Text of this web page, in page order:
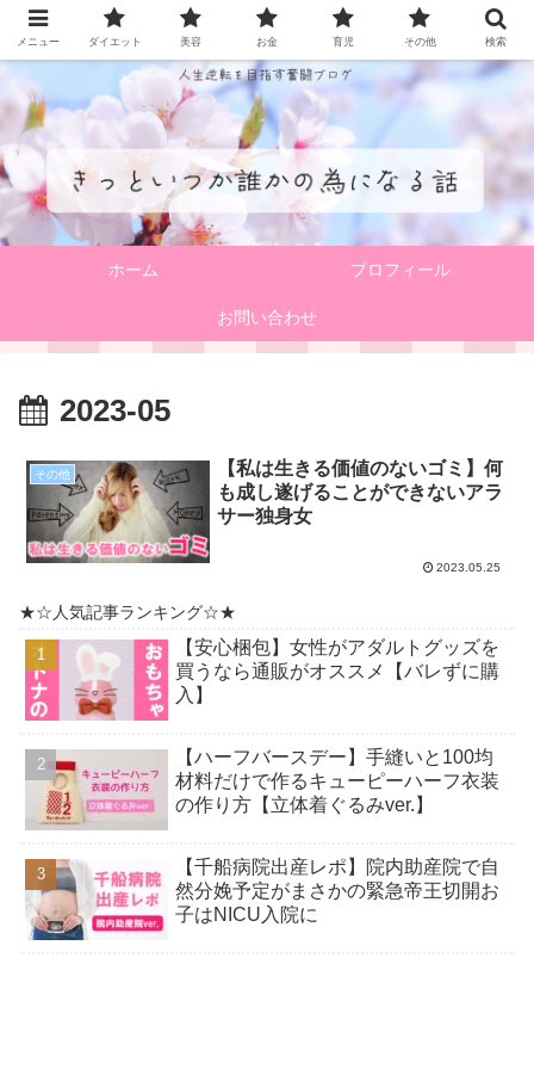
ホーム プロフィール
お問い合わせ
2023-05
その他
【私は生きる価値のないゴミ】何
も成し遂げることができないアラ
サー独身女
2023.05.25
★☆人気記事ランキング☆★
【安心梱包】女性がアダルトグッズを
買うなら通販がオススメ【バレずに購
入】
【ハーフバースデー】手縫いと100均
材料だけで作るキューピーハーフ衣装
の作り方【立体着ぐるみver.】
【千船病院出産レポ】院内助産院で自
然分娩予定がまさかの緊急帝王切開お
子はNICU入院に
メニュー ダイエット 美容 お金 育児 その他 検索